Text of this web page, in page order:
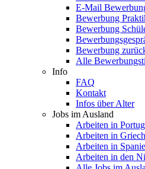
E-Mail
Bewerbung
Bewerbung
Bewerbung
Alle
Info
FAQ
Kontakt
Infos über Alter
Jobs im Ausland
Arbeiten in
Arbeiten in
Arbeiten in
Arbeiten in den